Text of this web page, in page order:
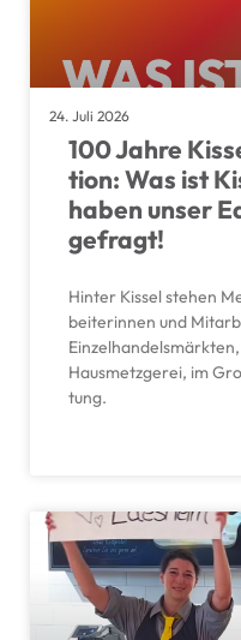
100 Jahre
tion: Was ist
haben unser
gefragt!
Hinter Kissel stehen
bei­te­rinnen und
Hausmetz­gerei, im
tung.
24. Juli 2026